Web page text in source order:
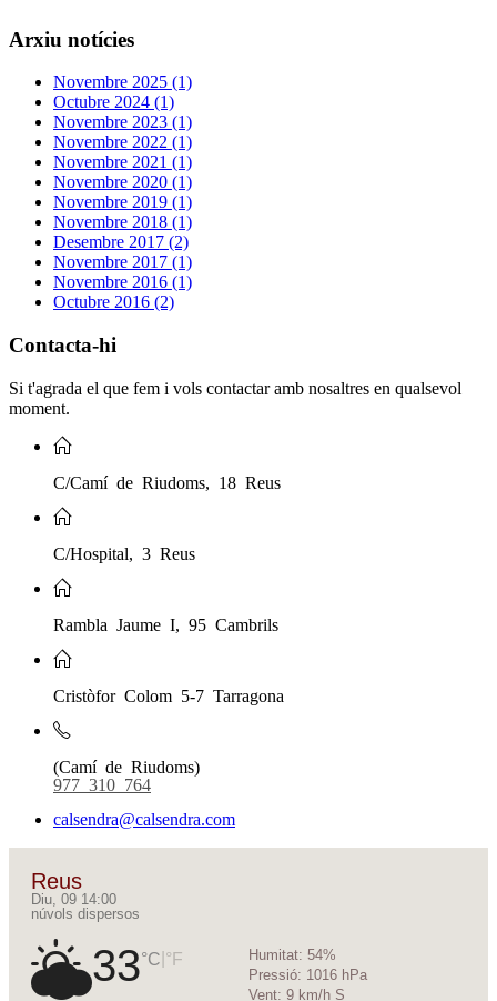
Arxiu notícies
Novembre 2025 (1)
Octubre 2024 (1)
Novembre 2023 (1)
Novembre 2022 (1)
Novembre 2021 (1)
Novembre 2020 (1)
Novembre 2019 (1)
Novembre 2018 (1)
Desembre 2017 (2)
Novembre 2017 (1)
Novembre 2016 (1)
Octubre 2016 (2)
Contacta-hi
Si t'agrada el que fem i vols contactar amb nosaltres en qualsevol
moment.
C/Camí de Riudoms, 18 Reus
C/Hospital, 3 Reus
Rambla Jaume I, 95 Cambrils
Cristòfor Colom 5-7 Tarragona
(Camí de Riudoms)
977 310 764
calsendra@calsendra.com
Reus
Diu, 09 14:00
núvols dispersos
33°C °F Humitat: 54%
Pressió: 1016 hPa
Vent: 9 km/h S